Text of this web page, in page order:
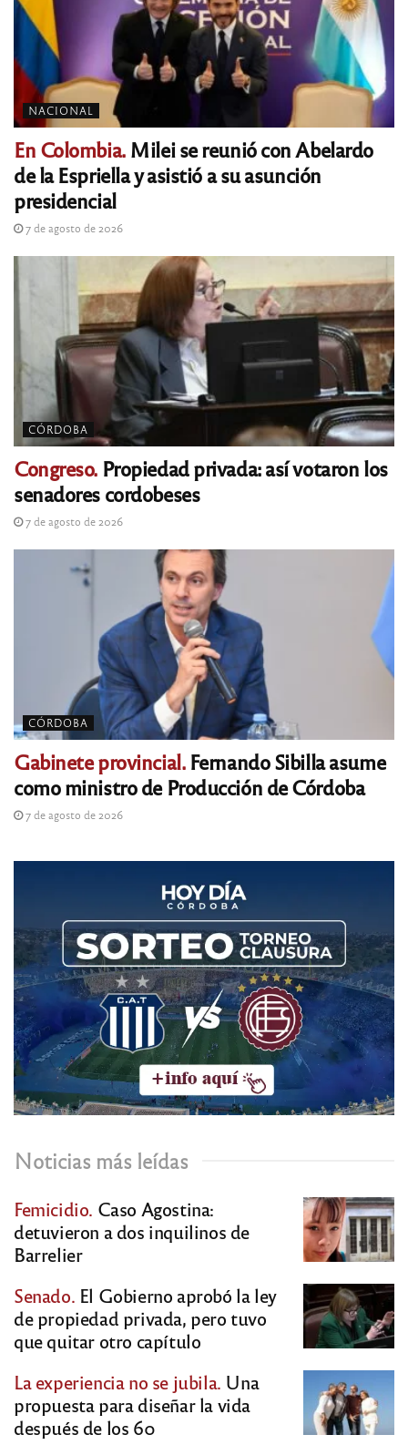
NACIONAL
En Colombia.Milei se reunió con Abelardo
de la Espriella y asistió a su asunción
presidencial
7 de agosto de 2026
CÓRDOBA
Congreso. Propiedad privada: así votaron los
senadores cordobeses
7 de agosto de 2026
CÓRDOBA
Gabinete provincial.Fernando Sibilla asume
como ministro de Producción de Córdoba
7 de agosto de 2026
Noticias más leídas
Femicidio. Caso Agostina:
detuvieron a dos inquilinos de
Barrelier
Senado. El Gobierno aprobó la ley
de propiedad privada, pero tuvo
que quitar otro capítulo
La experiencia no se jubila. Una
propuesta para diseñar la vida
después de los 60